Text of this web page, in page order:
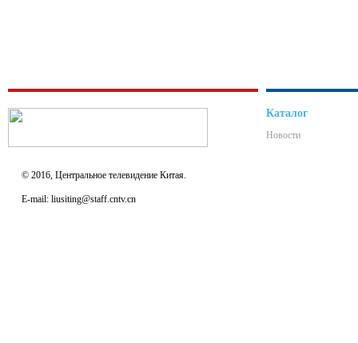
© 2016, Центральное телевидение Китая.
E-mail: liusiting@staff.cntv.cn
Каталог
Новости